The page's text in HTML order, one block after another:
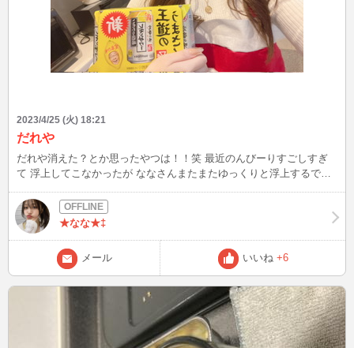
2023/4/25 (火) 18:21
だれや
だれや消えた？とか思ったやつは！！笑 最近のんびーりすごしすぎ
て 浮上してこなかったが ななさんまたまたゆっくりと浮上するでぇ
★なな★‡
メール いいね +6